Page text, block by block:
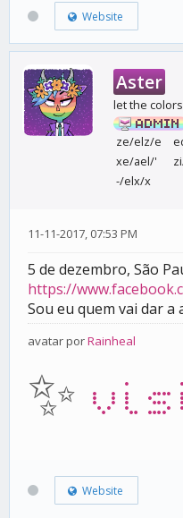
Website
Aster
let the
ze/elz/e
xe/ael/'
-/elx/x
11-11-2017, 07:53 PM
5 de dezembro, São
https://
Sou eu quem vai dar a
avatar porRainheal
✨
Website